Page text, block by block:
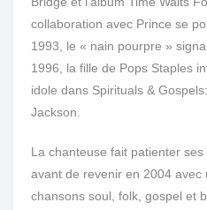
collaboration avec Prince se
1993, le « nain pourpre »
1996, la fille de Pops Staples
idole dans Spirituals &
Jackson.
La chanteuse fait patienter
avant de revenir en 2004 avec
chansons soul, folk, gospel et